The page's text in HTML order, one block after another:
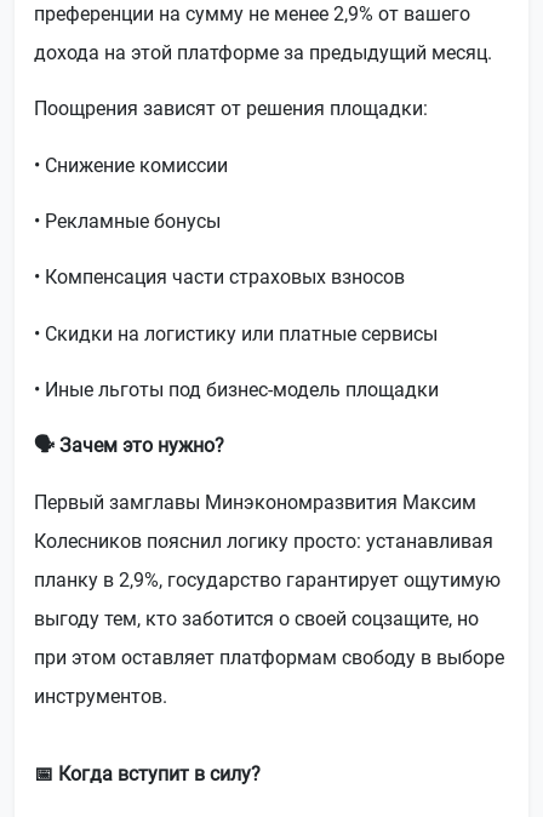
преференции на сумму не менее 2,9% от вашего
дохода на этой платформе за предыдущий месяц.
Поощрения зависят от решения площадки:
• Снижение комиссии
• Рекламные бонусы
• Компенсация части страховых взносов
• Скидки на логистику или платные сервисы
• Иные льготы под бизнес-модель площадки
🗣 ️ Зачем это нужно?
Первый замглавы Минэкономразвития Максим
Колесников пояснил логику просто: устанавливая
планку в 2,9%, государство гарантирует ощутимую
выгоду тем, кто заботится о своей соцзащите, но
при этом оставляет платформам свободу в выборе
инструментов.
📅 Когда вступит в силу?